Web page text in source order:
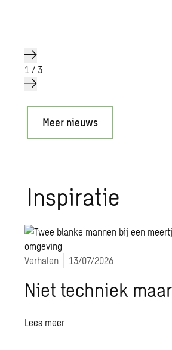
1 / 3
Meer nieuws
In­spi­ra­tie
Verhalen 13/07/2026
Niet techniek
Lees meer